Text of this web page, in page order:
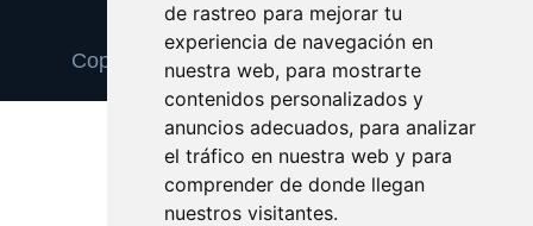
de rastreo para mejorar tu
experiencia de navegación en
nuestra web, para mostrarte
contenidos personalizados y
anuncios adecuados, para analizar
el tráfico en nuestra web y para
comprender de donde llegan
nuestros visitantes.
Update cookies preferences
Copyright © 2025 escueladetalentos.com